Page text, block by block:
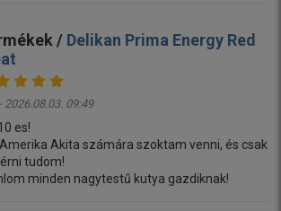
/ Delikan Prima Energy Red
2026.08.03. 09:49
es!
Akita számára szoktam venni, és csak
tudom!
minden nagytestű kutya gazdiknak!